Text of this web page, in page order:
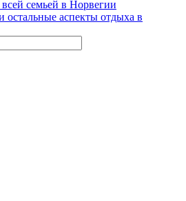
семьей в Норвегии
остальные аспекты отдыха в